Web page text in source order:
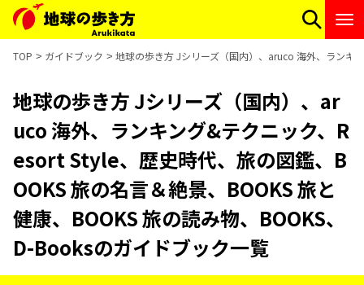
TOP ガイドブック 地球の歩き方 Jシリーズ（国内）、aruco 海外、ランキ
地球の歩き方 Jシリーズ（国内）、ar
uco 海外、ランキング&テクニック、R
esort Style、歴史時代、旅の図鑑、B
OOKS 旅の名言＆絶景、BOOKS 旅と
健康、BOOKS 旅の読み物、BOOKS、
D-Booksのガイドブック一覧